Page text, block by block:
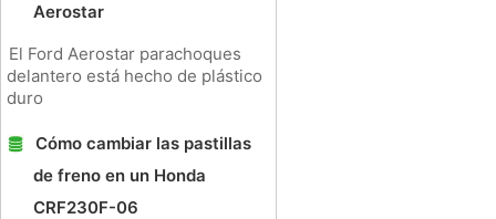
Aerostar
El Ford Aerostar parachoques
delantero está hecho de plástico
duro
Cómo cambiar las pastillas
de freno en un Honda
CRF230F-06